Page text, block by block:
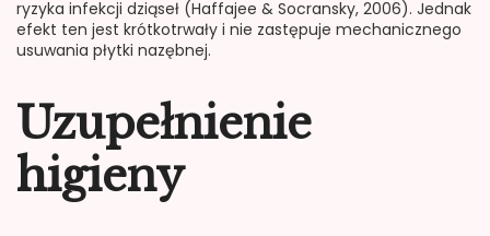
ryzyka infekcji dziąseł (Haffajee & Socransky, 2006). Jednak
efekt ten jest krótkotrwały i nie zastępuje mechanicznego
usuwania płytki nazębnej.
Uzupełnienie
higieny